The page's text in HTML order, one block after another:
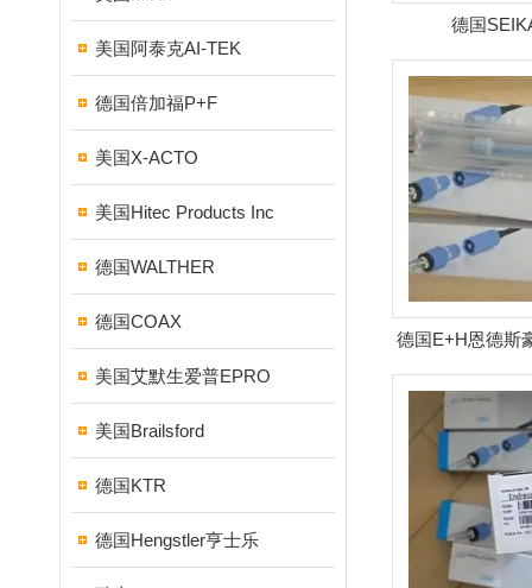
美国阿泰克AI-TEK
德国倍加福P+F
美国X-ACTO
美国Hitec Products Inc
德国WALTHER
德国COAX
美国艾默生爱普EPRO
美国Brailsford
德国KTR
德国Hengstler亨士乐
德国
德国E+H恩德斯